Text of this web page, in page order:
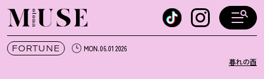
オトナミューズ ウェブ
FORTUNE MON.06.01 2026
暮れの酉